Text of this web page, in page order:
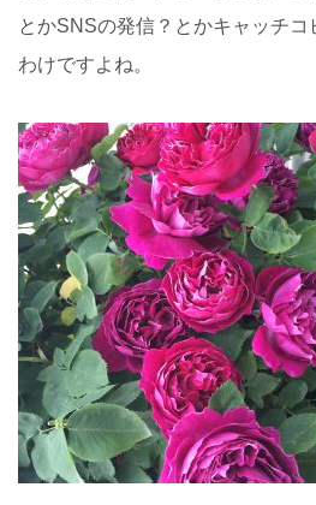
とかSNSの発信？とかキャッチコ
わけですよね。